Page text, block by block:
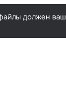
должен ваш